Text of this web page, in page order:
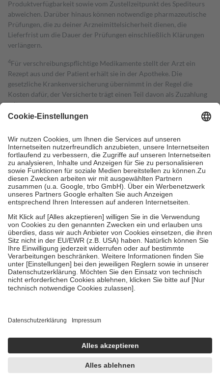
Produktverfügbarkeit sowie vom Zustellzeitpunkt des Spediteurs
abweichen. Darüber hinaus können notwendige pharmazeutische
Prüfungen, die zu deiner Arzneimittelsicherheit dienen, die
Lieferfrist um die Dauer der Prüfungen einschließlich Klärungen
verlängern.
4Für verschreibungspflichtige Medikamente stellt der Arzt ein
Rezept aus und der Patient erhält sie in der Apotheke. Die
gesetzliche Krankenversicherung übernimmt in der Regel die
Kosten dafür, der Versicherte trägt einen Teil davon als Zuzahlung
mit.
Grundsätzlich leisten Mitglieder Zuzahlungen in Höhe von zehn
höchstens zehn Euro.
Es sind jedoch nie mehr als die tatsächlichen
Kosten der Leistung zu entrichten.
Diese Regeln gelten grundsätzlich auch für Online-Apotheken.
Bei Heilmitteln und häuslicher Krankenpflege beträgt die
Zuzahlung zehn Prozent der Kosten sowie zehn Euro je
Verordnung.
Um das Engagement der Versicherten für ihre eigene Gesundheit zu
stärken und die besondere Stellung der Familie zu unterstützen,
fallenkeine Zuzahlungenan bei:
• Kindern und Jugendlichen bis zum vollendeten 18. Lebensjahr
mit Ausnahme der Fahrkosten
• Untersuchungen zur Vorsorge und Früherkennung, die von der
GKV getragen werden
• empfohlenen Schutzimpfungen
• Harn- und Blutteststreifen
getroffen, um sicherzustellen, dass es sich um echte Bewertungen
https://help.etrusted.com/hc/de/articles/4419944605341
Einige Bilder und Inhalte wurden unter Zuhilfenahme künstlicher